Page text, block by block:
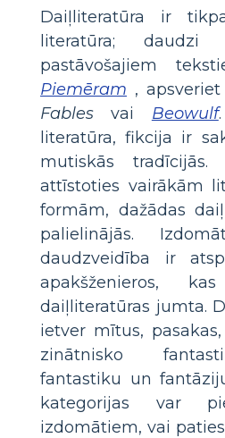
Daiļliteratūra ir
literatūra; daudzi
pastāvošajiem
Piemēram , apsveriet
Fables vai Beowulf
literatūra, fikcija ir
mutiskās tradīcijās.
attīstoties vairākām
formām, dažādas
palielinājās.
daudzveidība ir
apakšženieros,
daiļliteratūras jumta.
ietver mītus,
zinātnisko
fantastiku un
kategorijas var
izdomātiem, vai